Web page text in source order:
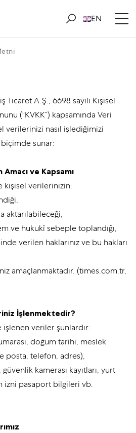
EN
Ticaret A.Ş., 6698 sayılı Kişisel
(“KVKK”) kapsamında Veri
verilerinizi nasıl işlediğimizi
biçimde sunar:
ve Kapsamı
kişisel verilerinizin:
aktarılabileceği,
ve hukukî sebeple toplandığı,
verilen haklarınız ve bu hakları
amaçlanmaktadır. (times.com.tr,
İşlenmektedir?
veriler şunlardır:
doğum tarihi, meslek
posta, telefon, adres),
kamerası kayıtları, yurt
izni pasaport bilgileri vb.